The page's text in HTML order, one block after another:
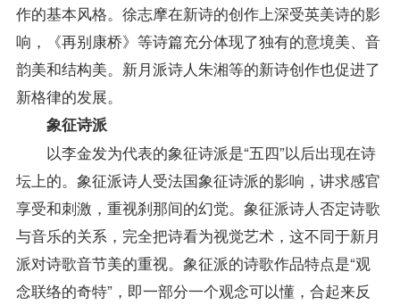
作的基本风格。徐志摩在新诗的创作上深受英美诗的影
响，《再别康桥》等诗篇充分体现了独有的意境美、音
韵美和结构美。新月派诗人朱湘等的新诗创作也促进了
新格律的发展。
象征诗派
以李金发为代表的象征诗派是“五四”以后出现在诗
坛上的。象征派诗人受法国象征诗派的影响，讲求感官
享受和刺激，重视刹那间的幻觉。象征派诗人否定诗歌
与音乐的关系，完全把诗看为视觉艺术，这不同于新月
派对诗歌音节美的重视。象征派的诗歌作品特点是“观
念联络的奇特”，即一部分一个观念可以懂，合起来反